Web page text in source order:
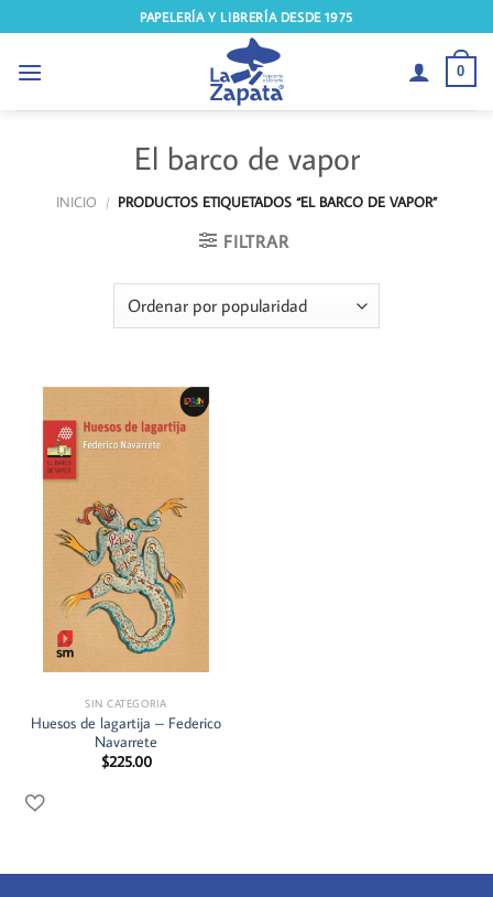
al
contenido
PAPELERÍA Y LIBRERÍA DESDE 1975
0
El barco de vapor
INICIO / PRODUCTOS ETIQUETADOS “EL BARCO DE VAPOR”
FILTRAR
SIN CATEGORIA
Huesos de lagartija – Federico
Navarrete
$225.00